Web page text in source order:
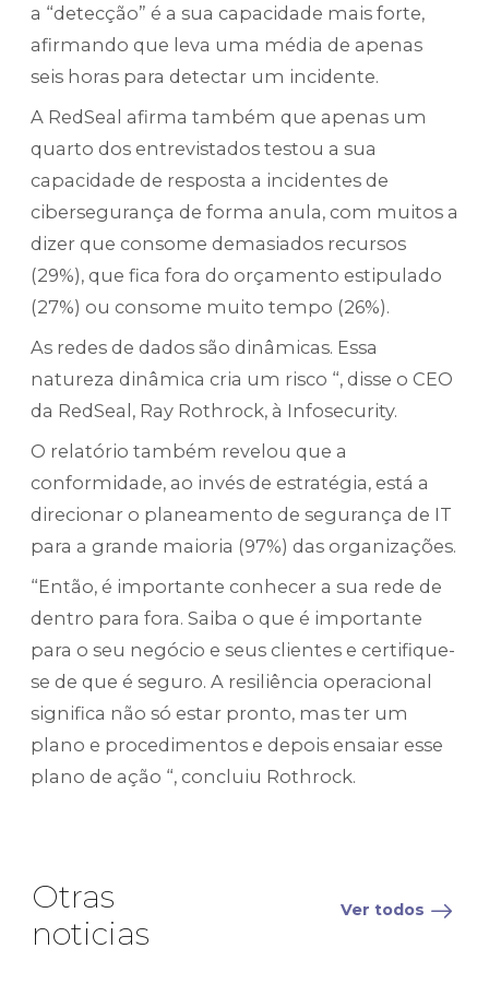
a “detecção” é a sua capacidade mais forte,
afirmando que leva uma média de apenas
seis horas para detectar um incidente.
A RedSeal afirma também que apenas um
quarto dos entrevistados testou a sua
capacidade de resposta a incidentes de
cibersegurança de forma anula, com muitos a
dizer que consome demasiados recursos
(29%), que fica fora do orçamento estipulado
(27%) ou consome muito tempo (26%).
As redes de dados são dinâmicas. Essa
natureza dinâmica cria um risco “, disse o CEO
da RedSeal, Ray Rothrock, à Infosecurity.
O relatório também revelou que a
conformidade, ao invés de estratégia, está a
direcionar o planeamento de segurança de IT
para a grande maioria (97%) das organizações.
“Então, é importante conhecer a sua rede de
dentro para fora. Saiba o que é importante
para o seu negócio e seus clientes e certifique-
se de que é seguro. A resiliência operacional
significa não só estar pronto, mas ter um
plano e procedimentos e depois ensaiar esse
plano de ação “, concluiu Rothrock.
Otras
noticias
Ver todos